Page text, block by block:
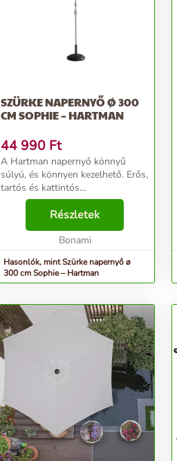
SZÜRKE NAPERNYŐ Ø 300
CM SOPHIE – HARTMAN
44 990 Ft
A Hartman napernyő könnyű
súlyú, és könnyen kezelhető. Erős,
tartós és kattintós
mechanizmussal van ellátva,
amely megkönnyíti a kinyitását.
Váza alumíniumból készült. Jó
tudni: A napernyőhöz nem tart...
Részletek
Bonami
Hasonlók, mint Szürke napernyő ø
300 cm Sophie – Hartman